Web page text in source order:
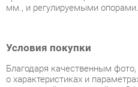
Благодаря качественным фото,
купить товар «Стол письменный
светлый» категории
с доставкой из Екатеринбурга
гарантией от производителя не